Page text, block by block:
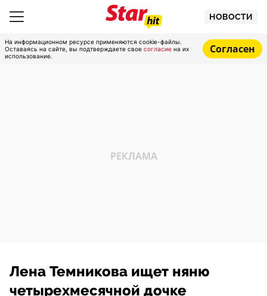
НОВОСТИ
На информационном ресурсе применяются cookie-файлы.
Оставаясь на сайте, вы подтверждаете свое согласие на их
использование.
Согласен
Лена Темникова ищет няню
четырехмесячной дочке